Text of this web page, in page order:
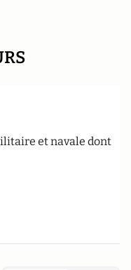
et navale dont